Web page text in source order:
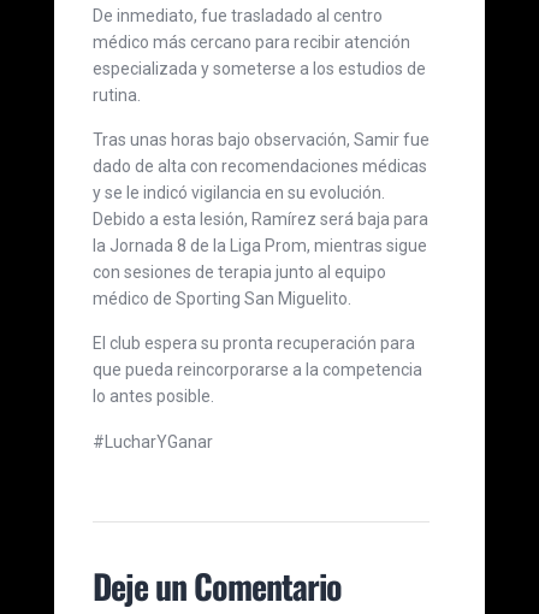
De inmediato, fue trasladado al centro
médico más cercano para recibir atención
especializada y someterse a los estudios de
rutina.
Tras unas horas bajo observación, Samir fue
dado de alta con recomendaciones médicas
y se le indicó vigilancia en su evolución.
Debido a esta lesión, Ramírez será baja para
la Jornada 8 de la Liga Prom, mientras sigue
con sesiones de terapia junto al equipo
médico de Sporting San Miguelito.
El club espera su pronta recuperación para
que pueda reincorporarse a la competencia
lo antes posible.
#LucharYGanar
Deje un Comentario